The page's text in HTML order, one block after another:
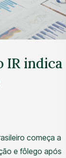
IR indica
começa a
e fôlego após